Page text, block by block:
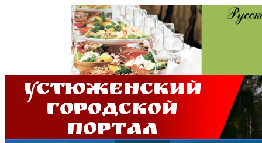
Устюженский
Городской
портал